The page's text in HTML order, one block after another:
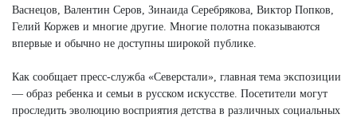
Васнецов, Валентин Серов, Зинаида Серебрякова, Виктор Попков,
Гелий Коржев и многие другие. Многие полотна показываются
впервые и обычно не доступны широкой публике.
Как сообщает пресс-служба «Северстали», главная тема экспозиции
— образ ребенка и семьи в русском искусстве. Посетители могут
проследить эволюцию восприятия детства в различных социальных